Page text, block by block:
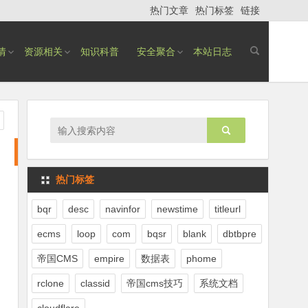
热门文章 热门标签 链接
资源相关 知识科普 安全聚合 本站日志
热门标签
bqr desc navinfor newstime titleurl
ecms loop com bqsr blank dbtbpre
帝国CMS empire 数据表 phome
rclone classid 帝国cms技巧 系统文档